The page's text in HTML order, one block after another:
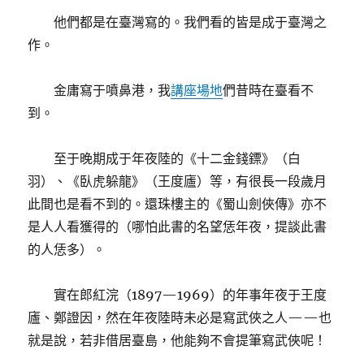
他們都是在臺灣寫的。我們看的皆是成于臺灣之
作。
金庸寫于噴鼻港，我講座場地們昔時在臺看不
到。
至于晚期成于年夜陸的《十二金錢鏢》（白
羽）、《臥虎躲龍》（王度廬）等，有很長一段歲月
此間也是看不到的。還珠樓主的《蜀山劍俠傳》亦不
是人人看獲得的（哪怕此書的名望恁年夜，提談此書
的人恁多）。
實在郎紅浣（1897—1969）的年事年夜于王度
廬、鄭證因，然在年夜陸時未必是寫武俠之人——也
就是說，若非借居臺島，他能夠不會提筆寫武俠呢！